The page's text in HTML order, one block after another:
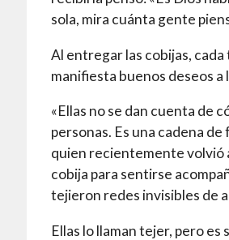
sola, mira cuánta gente
Al entregar las cobijas, cada
manifiesta buenos deseos
«Ellas no se dan cuenta de
personas. Es una cadena
quien recientemente volvió
cobija para sentirse
tejieron redes invisibles de
Ellas lo llaman tejer, pero es